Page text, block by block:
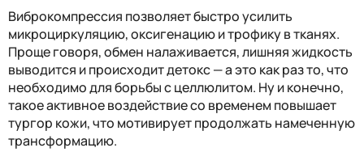
Виброкомпрессия позволяет быстро усилить
микроциркуляцию, оксигенацию и трофику в тканях.
Проще говоря, обмен налаживается, лишняя жидкость
выводится и происходит детокс — а это как раз то, что
необходимо для борьбы с целлюлитом. Ну и конечно,
такое активное воздействие со временем повышает
тургор кожи, что мотивирует продолжать намeчeнную
трансформацию.